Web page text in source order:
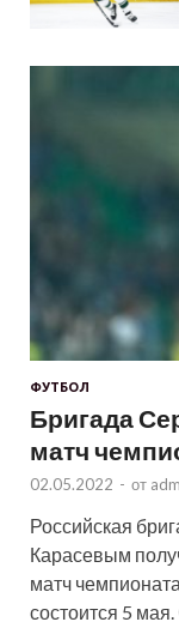
ФУТБОЛ
Бригада
матч
02.05.2022 - от
Российская
Карасевым
матч
состоится 5